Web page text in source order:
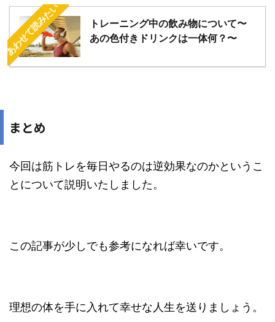
あわせて読みたい
トレーニング中の飲み物について〜
あの色付きドリンクは一体何？〜
まとめ
今回は筋トレを毎日やるのは逆効果なのかというこ
とについて説明いたしました。
この記事が少しでも参考になれば幸いです。
理想の体を手に入れて幸せな人生を送りましょう。